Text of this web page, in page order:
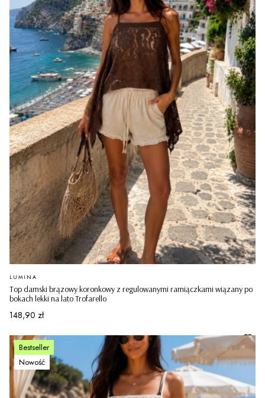
Top damski brązowy koronkowy z regulowanymi ramiączkami wiązany po
bokach lekki na lato Trofarello
PRODUCENT
LUMINA
Cena
148,90 zł
Bestseller
Nowość